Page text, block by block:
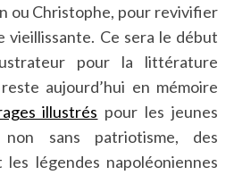
ou Christophe, pour revivifier
vieillissante. Ce sera le début
pour la littérature
aujourd’hui en mémoire
illustrés pour les jeunes
sans patriotisme, des
légendes napoléoniennes